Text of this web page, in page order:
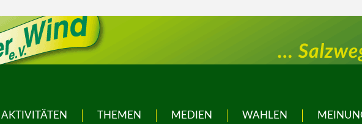
AKTIVITÄTEN THEMEN MEDIEN WAHLEN